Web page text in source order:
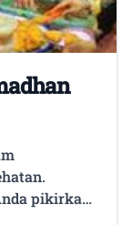
pikirkan